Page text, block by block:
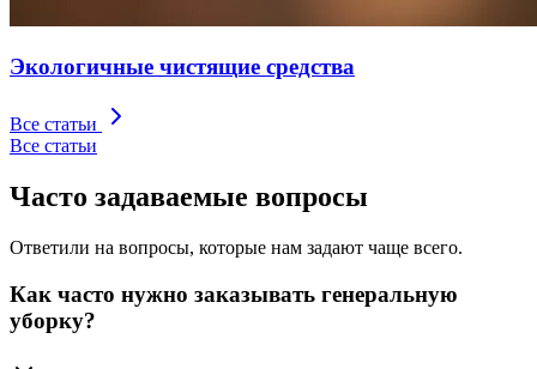
Экологичные чистящие средства
Все статьи
Все статьи
Часто задаваемые вопросы
Ответили на вопросы, которые нам задают чаще всего.
Как часто нужно заказывать генеральную
уборку?